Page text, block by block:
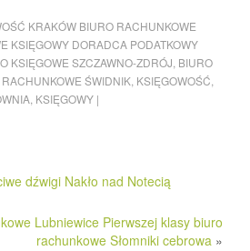
KRAKÓW BIURO RACHUNKOWE
KSIĘGOWY DORADCA PODATKOWY
KSIĘGOWE SZCZAWNO-ZDRÓJ BIURO
ŚWIDNIK KSIĘGOWOŚĆ
KSIĘGOWY |
dźwigi Nakło nad Notecią
Lubniewice Pierwszej klasy biuro
rachunkowe Słomniki cebrowa »